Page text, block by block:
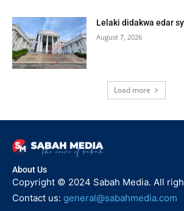
Lelaki didakwa edar
August 7, 2026
Load more
About Us
Copyright © 2024 Sabah Media. All
Contact us: general@sabahmedia.com